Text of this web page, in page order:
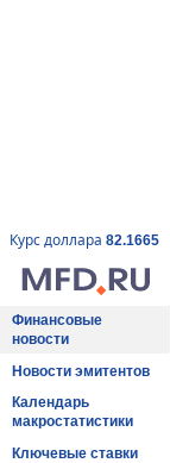
Курс доллара 82.1665
Финансовые
новости
Новости эмитентов
Календарь
макростатистики
Ключевые ставки